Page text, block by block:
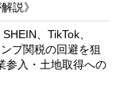
説》
、TikTok、
プ関税の回避を狙
入・土地取得への